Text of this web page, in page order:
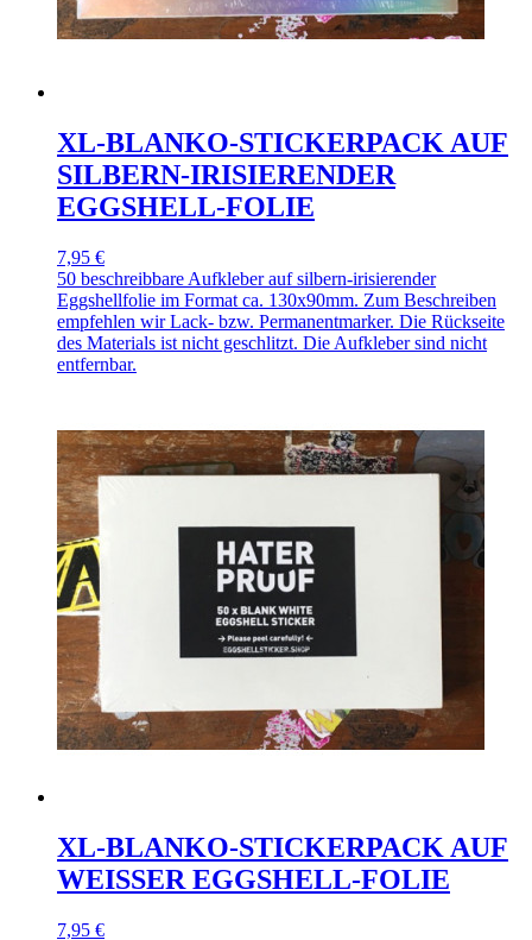
XL-BLANKO-STICKERPACK AUF
SILBERN-IRISIERENDER
EGGSHELL-FOLIE
7,95 €
50 beschreibbare Aufkleber auf silbern-irisierender
Eggshellfolie im Format ca. 130x90mm. Zum Beschreiben
empfehlen wir Lack- bzw. Permanentmarker. Die Rückseite
des Materials ist nicht geschlitzt. Die Aufkleber sind nicht
entfernbar.
XL-BLANKO-STICKERPACK AUF
WEISSER EGGSHELL-FOLIE
7,95 €